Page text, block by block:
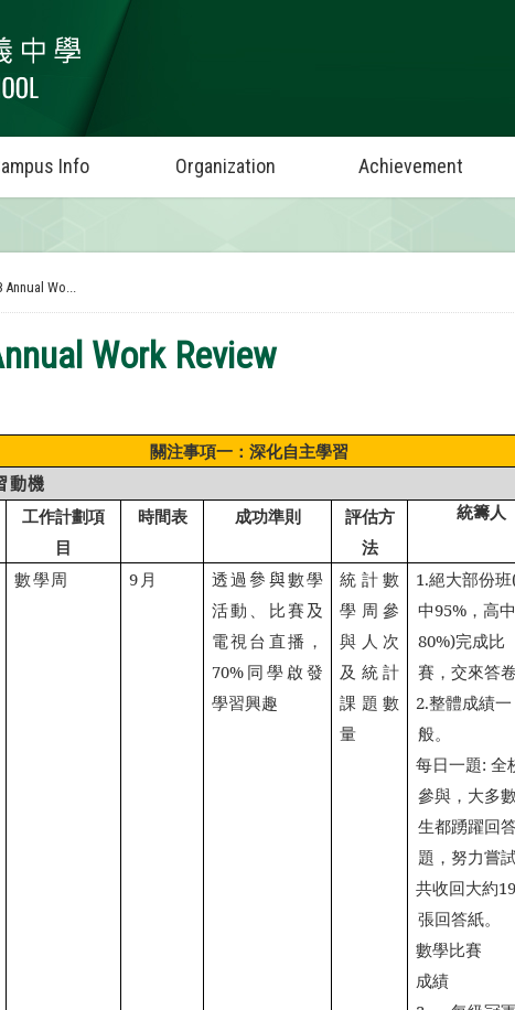
Info Organization Achievement
Annual Wo...
Work Review
關注事項一：深化自主學習
動機
工作計劃項
目
時間表 成功準則
評估方
法
統籌人
數學周 9 月 透過參與數學
活動、比賽 及
電視台直播，
70% 同學啟發
學習興趣
統計數
學周參
與人次
及統計
課題數
量
1.絕大部份班
中95% ，高中
80%)完成比
賽，交來答卷
2.整體成績一
般。
每日一題:全
參與，大多
生都踴躍回
題，努力嘗試
共收回大約
張回答紙。
數學比賽
成績